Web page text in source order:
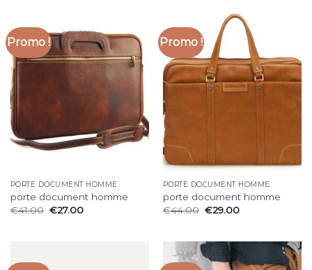
Promo !
PORTE DOCUMENT HOMME
porte document homme
€41.00 €27.00
Promo !
PORTE DOCUMENT HOMME
porte document homme
€44.00 €29.00